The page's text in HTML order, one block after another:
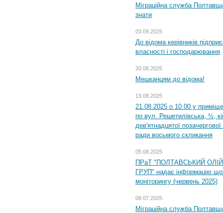
Міграційна служба
знати
03.09.2025
До відома керівників
власності і господарювання
20.08.2025
Мешканцям до відома!
19.08.2025
21.08.2025 о 10.00 у
по вул. Решетилівська, ½,
дев'ятнадцятої
ради восьмого скликання
05.08.2025
ПРаТ "ПОЛТАВСЬКИЙ
ГРУП" надає інформацію
моніторингу (червень 2025)
08.07.2025
Міграційна служба